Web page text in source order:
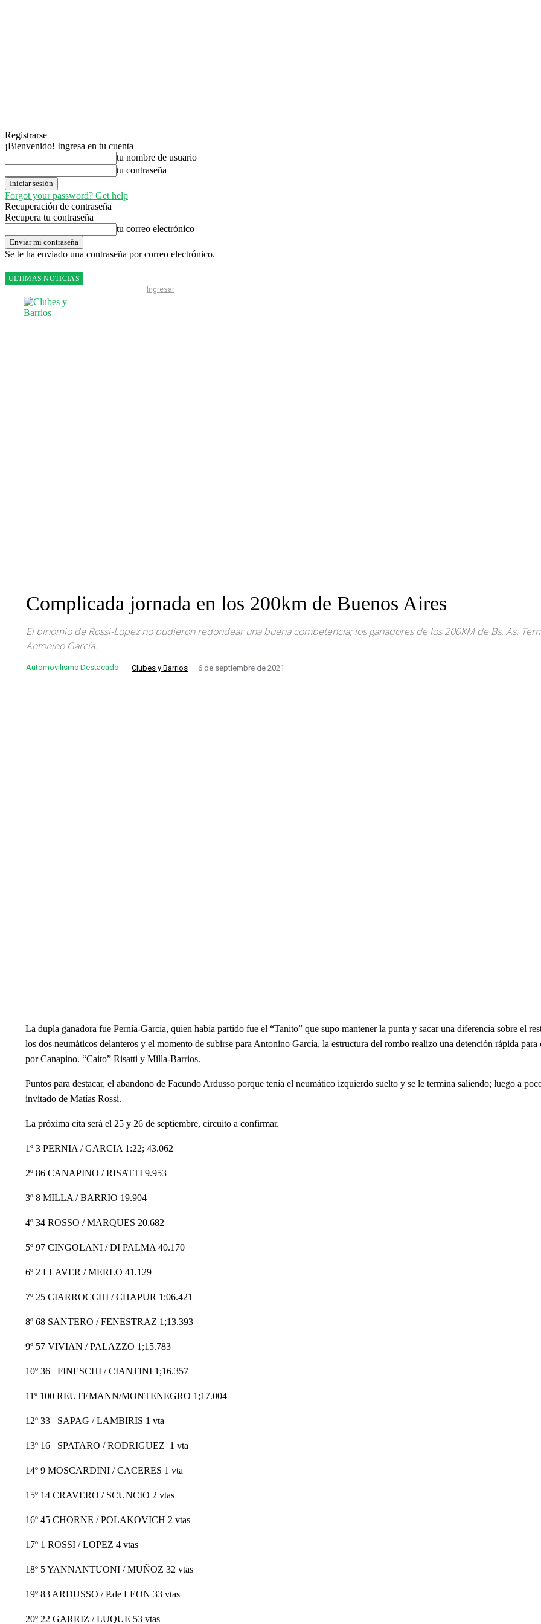
Registrarse
¡Bienvenido! Ingresa en tu cuenta
tu nombre de usuario
tu contraseña
Forgot your password? Get help
Recuperación de contraseña
Recupera tu contraseña
tu correo electrónico
Se te ha enviado una contraseña por correo electrónico.
ÚLTIMAS NOTICIAS
Ingresar
Complicada jornada en los 200km de Buenos Aires
El binomio de Rossi-Lopez no pudieron redondear una buena competencia; los ganadores de los 200KM de Bs. As.
Antonino García.
Automovilismo Destacado Clubes y Barrios 6 de septiembre de 2021
La dupla ganadora fue Pernía-García, quien había partido fue el “Tanito” que supo mantener la punta y sacar una diferencia sobre el
los dos neumáticos delanteros y el momento de subirse para Antonino García, la estructura del rombo realizo una detención rápida
por Canapino. “Caito” Risatti y Milla-Barrios.
Puntos para destacar, el abandono de Facundo Ardusso porque tenía el neumático izquierdo suelto y se le termina saliendo; luego a
invitado de Matías Rossi.
La próxima cita será el 25 y 26 de septiembre, circuito a confirmar.
1º 3 PERNIA / GARCIA 1:22; 43.062
2º 86 CANAPINO / RISATTI 9.953
3º 8 MILLA / BARRIO 19.904
4º 34 ROSSO / MARQUES 20.682
5º 97 CINGOLANI / DI PALMA 40.170
6º 2 LLAVER / MERLO 41.129
7º 25 CIARROCCHI / CHAPUR 1;06.421
8º 68 SANTERO / FENESTRAZ 1;13.393
9º 57 VIVIAN / PALAZZO 1;15.783
10º 36 FINESCHI / CIANTINI 1;16.357
11º 100 REUTEMANN/MONTENEGRO 1;17.004
12º 33 SAPAG / LAMBIRIS 1 vta
13º 16 SPATARO / RODRIGUEZ 1 vta
14º 9 MOSCARDINI / CACERES 1 vta
15º 14 CRAVERO / SCUNCIO 2 vtas
16º 45 CHORNE / POLAKOVICH 2 vtas
17º 1 ROSSI / LOPEZ 4 vtas
18º 5 YANNANTUONI / MUÑOZ 32 vtas
19º 83 ARDUSSO / P.de LEON 33 vtas
20º 22 GARRIZ / LUQUE 53 vtas